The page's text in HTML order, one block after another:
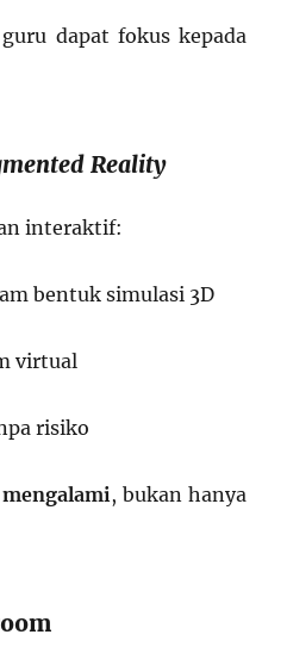
dapat fokus kepada
Reality
interaktif:
bentuk simulasi 3D
virtual
risiko
mengalami, bukan hanya